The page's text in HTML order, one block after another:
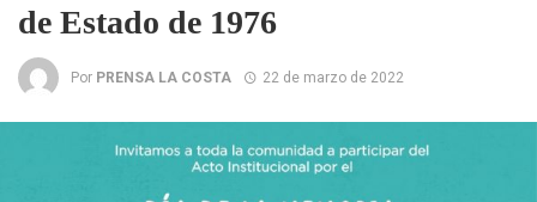
de Estado de 1976
Por PRENSA LA COSTA 22 de marzo de 2022